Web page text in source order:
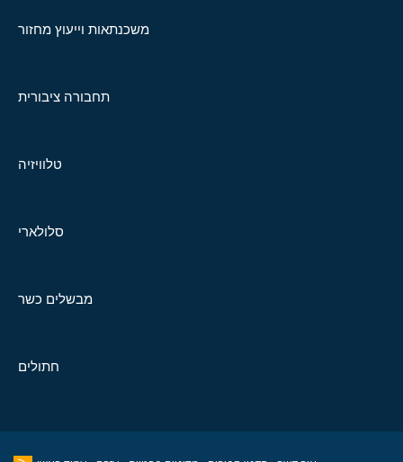
משכנתאות וייעוץ מחזור
תחבורה ציבורית
טלוויזיה
סלולארי
מבשלים כשר
חתולים